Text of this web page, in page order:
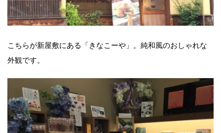
こちらが新屋敷にある「きなこーや」。純和風のおしゃれな
外観です。